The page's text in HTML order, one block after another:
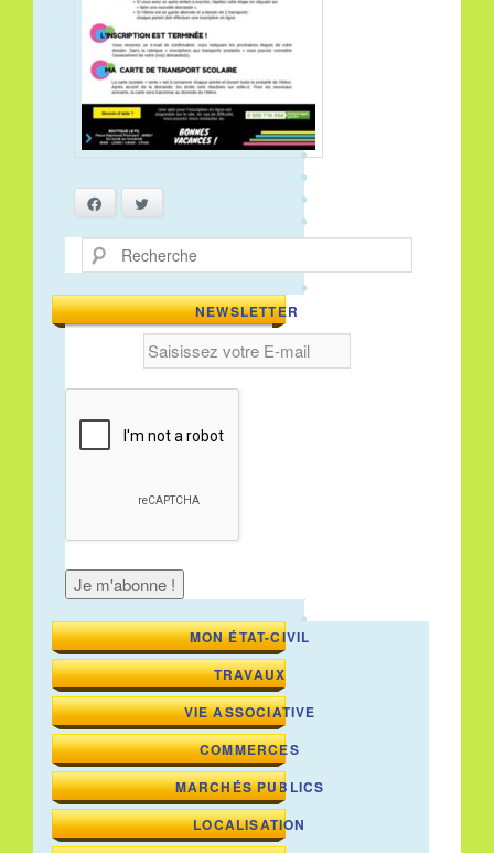
Facebook
Recherche
NEWSLETTER
MON ÉTAT-CIVIL
TRAVAUX
VIE ASSOCIATIVE
COMMERCES
MARCHÉS PUBLICS
LOCALISATION